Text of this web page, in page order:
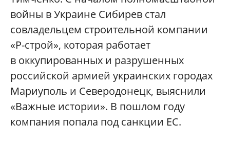
войны в Украине Сибирев стал
совладельцем строительной компании
«Р-строй», которая работает
в оккупированных и разрушенных
российской армией украинских городах
Мариуполь и Северодонецк, выяснили
«Важные истории». В пошлом году
компания попала под санкции ЕС.